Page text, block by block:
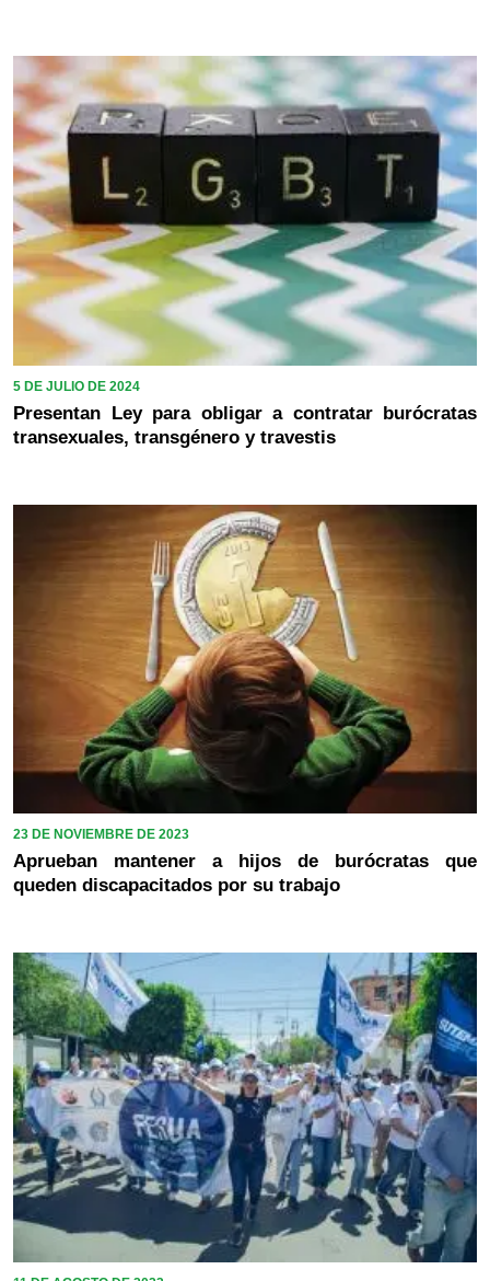
5 DE JULIO DE 2024
Presentan Ley para obligar a contratar burócratas
transexuales, transgénero y travestis
23 DE NOVIEMBRE DE 2023
Aprueban mantener a hijos de burócratas que
queden discapacitados por su trabajo